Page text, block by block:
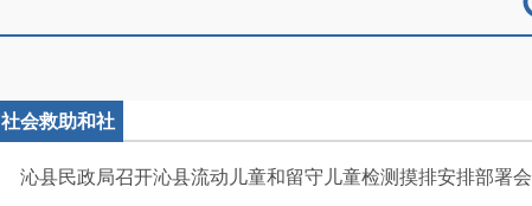
社会救助和社
沁县民政局召开沁县流动儿童和留守儿童检测摸排安排部署会